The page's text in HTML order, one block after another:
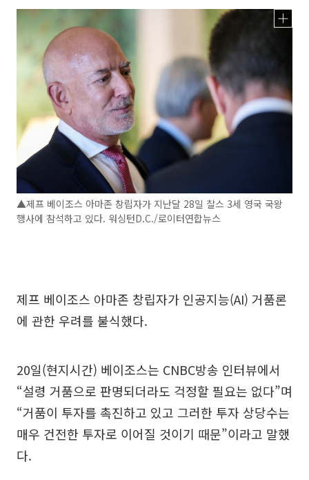
▲제프 베이조스 아마존 창립자가 지난달 28일 찰스 3세 영국 국왕
행사에 참석하고 있다. 워싱턴D.C./로이터연합뉴스
제프 베이조스 아마존 창립자가 인공지능(AI) 거품론
에 관한 우려를 불식했다.
20일(현지시간) 베이조스는 CNBC방송 인터뷰에서
“설령 거품으로 판명되더라도 걱정할 필요는 없다”며
“거품이 투자를 촉진하고 있고 그러한 투자 상당수는
매우 건전한 투자로 이어질 것이기 때문”이라고 말했
다.